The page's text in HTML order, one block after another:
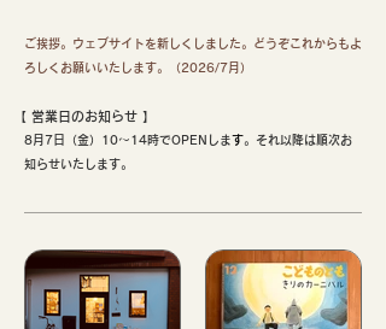
ご挨拶。ウェブサイトを新しくしました。どうぞこれからもよ
ろしくお願いいたします。（2026/7月）
【 ​営業日のお知らせ 】
8月7日（金）10〜14時でOPENします。それ以降は順次お
知らせいたします。